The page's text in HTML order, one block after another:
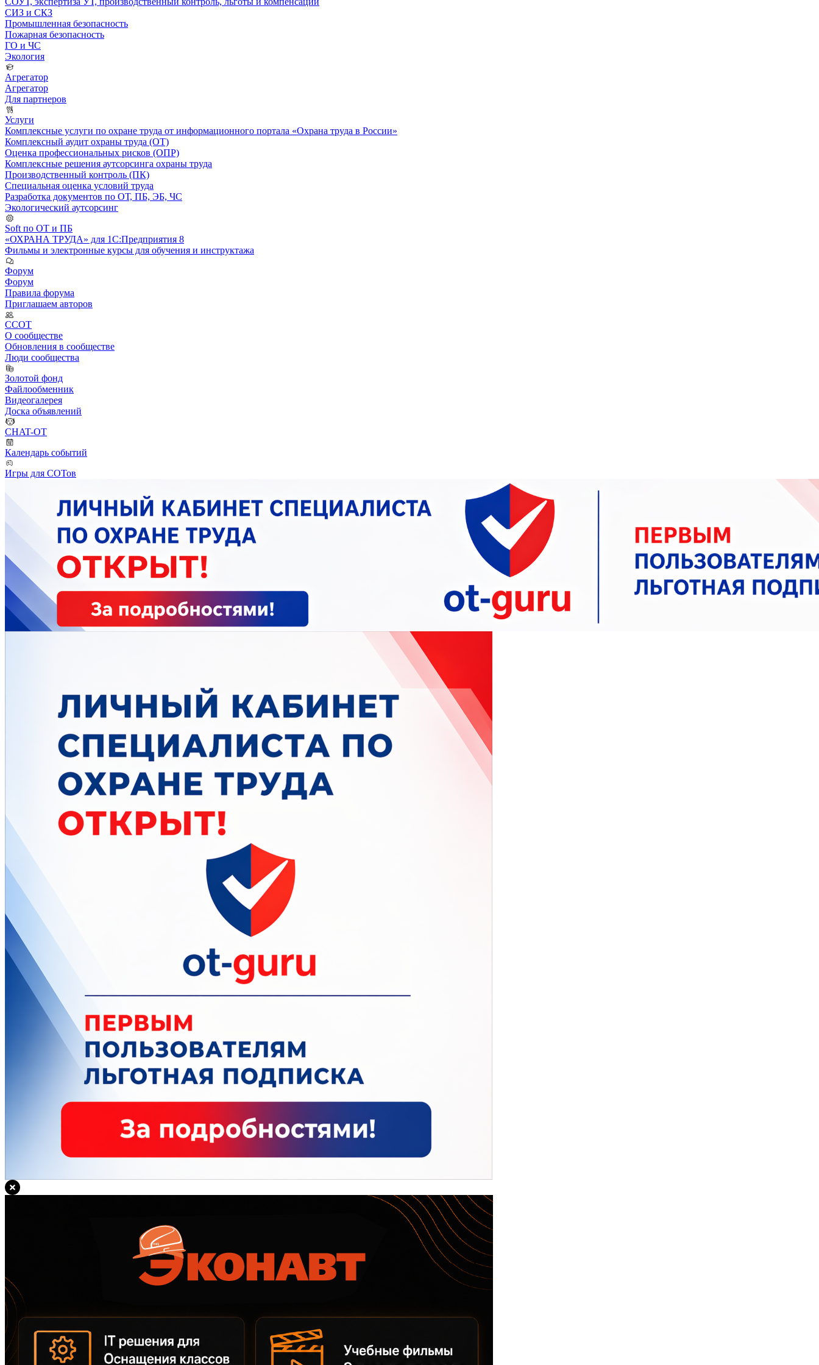
СИЗ и СКЗ
Промышленная безопасность
Пожарная безопасность
ГО и ЧС
Экология
Агрегатор
Агрегатор
Для партнеров
Услуги
Комплексные услуги по охране труда от информационного портала «Охрана труда в России»
Комплексный аудит охраны труда (ОТ)
Оценка профессиональных рисков (ОПР)
Комплексные решения аутсорсинга охраны труда
Производственный контроль (ПК)
Специальная оценка условий труда
Разработка документов по ОТ, ПБ, ЭБ, ЧС
Экологический аутсорсинг
Soft по ОТ и ПБ
«ОХРАНА ТРУДА» для 1С:Предприятия 8
Фильмы и электронные курсы для обучения и инструктажа
Форум
Форум
Правила форума
Приглашаем авторов
ССОТ
О сообществе
Обновления в сообществе
Люди сообщества
Золотой фонд
Файлообменник
Видеогалерея
Доска объявлений
CHAT-OT
Календарь событий
Игры для СОТов